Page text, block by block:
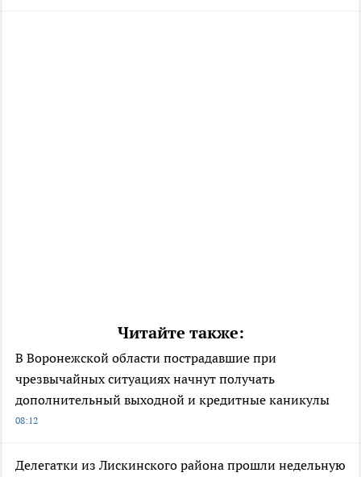
Читайте также:
В Воронежской области пострадавшие при
чрезвычайных ситуациях начнут получать
дополнительный выходной и кредитные каникулы
08:12
Делегатки из Лискинского района прошли недельную